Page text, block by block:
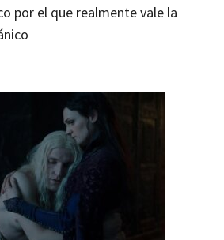
por el que realmente vale la